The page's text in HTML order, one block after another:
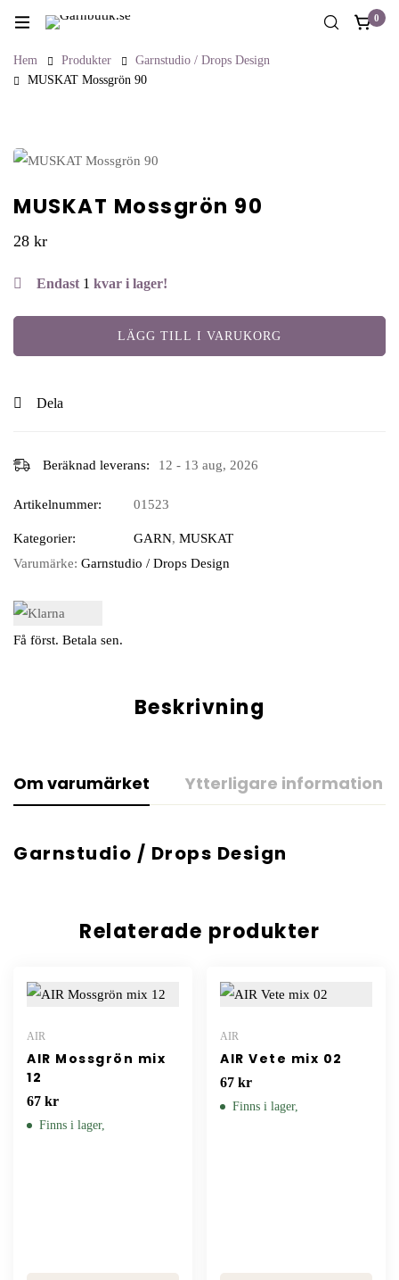
0
Hem Produkter
Garnstudio / Drops Design
MUSKAT Mossgrön 90
MUSKAT Mossgrön 90
28 kr
Endast 1 kvar i lager!
LÄGG TILL I VARUKORG
Dela
Beräknad leverans: 12 - 13 aug, 2026
Artikelnummer: 01523
Kategorier: GARN, MUSKAT
Varumärke: Garnstudio / Drops Design
Få först. Betala sen.
Beskrivning
Om varumärket Ytterligare information
Garnstudio / Drops Design
Relaterade produkter
AIR
AIR Mossgrön mix
12
67 kr
Finns i lager,
AIR
AIR Vete mix 02
67 kr
Finns i lager,